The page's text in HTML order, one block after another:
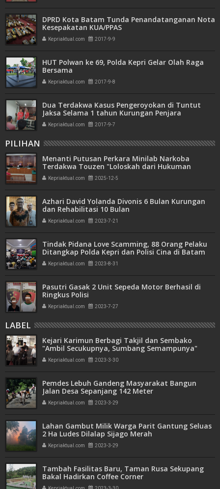
DPRD Kota Batam Tunda Penandatanganan Nota
Kesepakatan KUA/PPAS
Kepriaktual.com 2017-9-9
HUT Polwan ke 69, Polda Kepri Gelar Olah Raga
Bersama
Kepriaktual.com 2017-9-8
Dua Terdakwa Kasus Pengeroyokan di Tuntut
Jaksa Selama 1 tahun Kurungan Penjara
Kepriaktual.com 2017-9-7
PILIHAN
Menanti Putusan Perkara Minilab Narkoba
Terdakwa Touzen "Loloskah dari Hukuman
Seumur Hidup atau Mati"
Kepriaktual.com 2025-12-5
Azhari David Yolanda Divonis 6 Bulan Kurungan
dan Rehabilitasi 10 Bulan
Kepriaktual.com 2023-7-21
Tindak Pidana Love Scamming, 88 Orang Pelaku
Ditangkap Polda Kepri dan Polisi Cina di Batam
Kepriaktual.com 2023-8-31
Pasutri Gasak 2 Unit Sepeda Motor Berhasil di
Ringkus Polisi
Kepriaktual.com 2023-7-27
LABEL
Kejari Karimun Berbagi Takjil dan Sembako
"Ambil Secukupnya, Sumbang Semampunya"
Kepriaktual.com 2023-3-30
Pemdes Lebuh Gandeng Masyarakat Bangun
Jalan Desa Sepanjang 142 Meter
Kepriaktual.com 2023-3-29
Lahan Gambut Milik Warga Parit Gantung Seluas
2 Ha Ludes Dilalap Sijago Merah
Kepriaktual.com 2023-3-29
Tambah Fasilitas Baru, Taman Rusa Sekupang
Bakal Hadirkan Coffee Corner